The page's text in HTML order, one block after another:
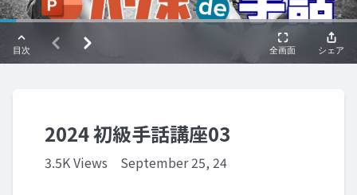
2024 初級手話講座03
3.5K Views September 25, 24